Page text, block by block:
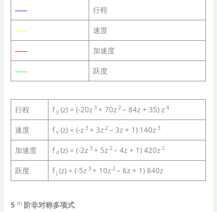
行程
速度
加速度
跃度
行程 fy (z) = (-20z3 + 70z2 – 84z + 35) z4
速度 fv (z) = (-z3 + 3z2 – 3z + 1) 140z3
加速度 fa (z) = (-2z3 + 5z2 – 4z + 1) 420z2
跃度 fj (z) = (-5z3 + 10z2 – 6z + 1) 840z
5 th 阶非对称多项式